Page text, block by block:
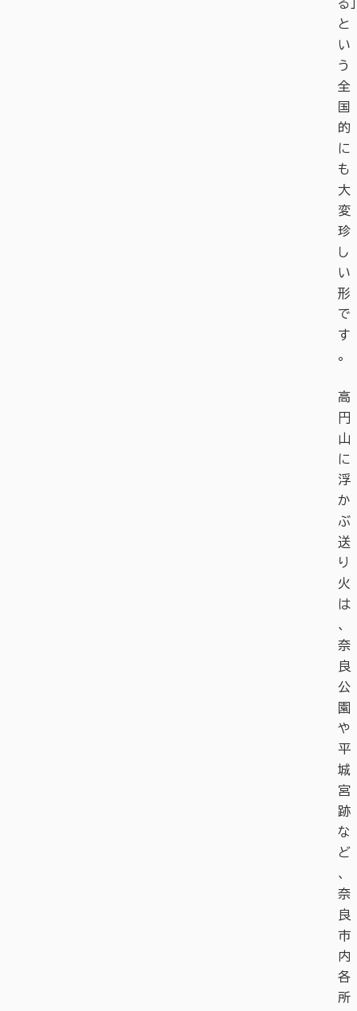
る」
と
い
う
全
国
的
に
も
大
変
珍
し
い
形
で
す
。
高
円
山
に
浮
か
ぶ
送
り
火
は
、
奈
良
公
園
や
平
城
宮
跡
な
ど
、
奈
良
市
内
各
所